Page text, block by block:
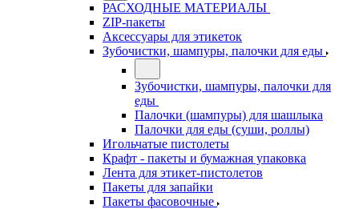
РАСХОДНЫЕ МАТЕРИАЛЫ
ZIP-пакеты
Аксессуары для этикеток
Зубочистки, шампуры, палочки для еды
Зубочистки, шампуры, палочки для
еды
Палочки (шампуры) для шашлыка
Палочки для еды (суши, роллы)
Игольчатые пистолеты
Крафт - пакеты и бумажная упаковка
Лента для этикет-пистолетов
Пакеты для запайки
Пакеты фасовочные